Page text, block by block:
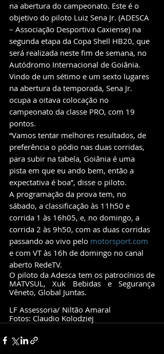
na abertura do campeonato. Este é o
objetivo do piloto Luiz Sena Jr. (ADESCA
– Associação Desportiva Caxiense) na
segunda etapa da Copa Shell HB20, que
será realizada neste fim de semana, no
Autódromo Internacional de Goiânia.
Vindo de um sétimo e um sexto lugares
na abertura da temporada, Sena Jr.
ocupa a oitava colocação no
campeonato da classe PRO, com 19
pontos.
“Vamos tentar melhores resultados, de
preferência o pódio nas duas corridas,
para subir na tabela, Goiânia é uma
pista em que eu ando bem, então a
expectativa é boa”, disse o piloto.
A programação da prova tem, no
sábado, a classificação às 11h50 e
corrida 1 às 16h05, e, no domingo, a
corrida 2 às 9h50, com as duas corridas
passando ao vivo pelo motorsport.com
e com VT às 16h de domingo no canal
aberto RedeTV.
O piloto da Adesca tem os patrocínios de
MATVSUL, Xuk Bebidas e Segurança
Vêneto, Global Juntas.
LF Assessoria/ Niltão Amaral
Fotos: Claudio Kolodziej